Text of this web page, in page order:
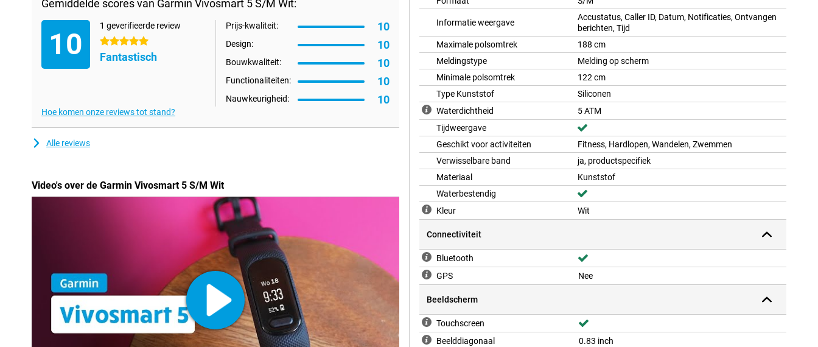
tracker hou je wanneer je wilt en waar je ook bent in de gaten hoe hoog je hartslag is. Zo houd je je
Gemiddelde scores van Garmin Vivosmart 5 S/M Wit:
10
1 geverifieerde review
5 sterren
Fantastisch
Prijs-kwaliteit: 10
Design: 10
Bouwkwaliteit: 10
Functionaliteiten: 10
Nauwkeurigheid: 10
Hoe komen onze reviews tot stand?
Alle reviews
Video's over de Garmin Vivosmart 5 S/M Wit
Informatie weergave
Accustatus, Caller ID, Datum, Notificaties, Ontvangen
berichten, Tijd
Maximale polsomtrek
188 cm
Meldingstype
Melding op scherm
Minimale polsomtrek
122 cm
Type Kunststof
Siliconen
Waterdichtheid
5 ATM
Tijdweergave
Geschikt voor activiteiten
Fitness, Hardlopen, Wandelen, Zwemmen
Verwisselbare band
ja, productspecifiek
Materiaal
Kunststof
Waterbestendig
Kleur
Wit
Connectiviteit
Bluetooth
GPS
Nee
Beeldscherm
Touchscreen
Beelddiagonaal
0.83 inch